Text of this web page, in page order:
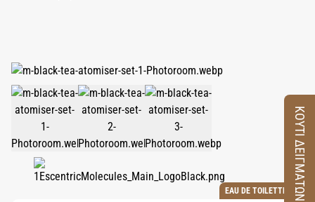
EAU DE TOILETTE ΚΟΥΤΙ ΔΕΙΓΜΑΤΩΝ